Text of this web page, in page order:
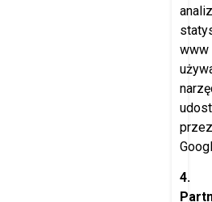
www
przez
4.